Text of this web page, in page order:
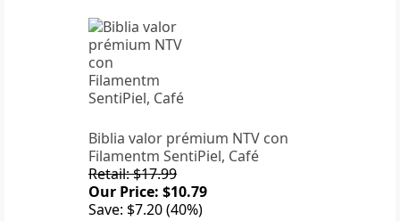
Biblia valor prémium NTV con
Filamentm SentiPiel, Café
Retail: $17.99
Our Price: $10.79
Save: $7.20 (40%)